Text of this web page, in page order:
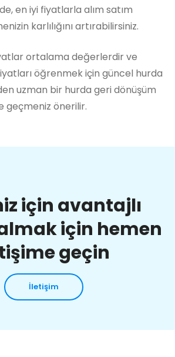
en iyi fiyatlarla alım satım
karlılığını artırabilirsiniz.
ortalama değerlerdir ve
öğrenmek için güncel hurda
uzman bir hurda geri dönüşüm
geçmeniz önerilir.
için avantajlı
için hemen
geçin
İletişim